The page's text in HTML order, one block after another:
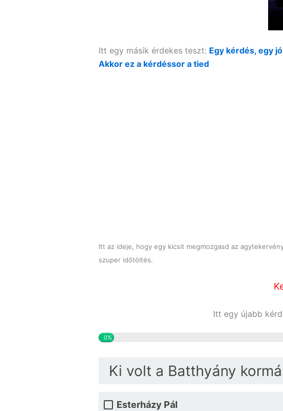
Itt egy másik érdekes teszt: Egy kérdés, egy
Akkor ez a kérdéssor a tied
Itt az ideje, hogy egy kicsit megmozgasd az
szuper időtöltés.
Itt egy újabb
0%
Ki volt a Batthyány
Esterházy Pál